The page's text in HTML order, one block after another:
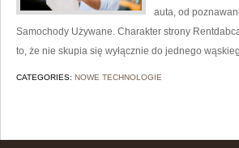
auta, od
Samochody Używane. Charakter strony
to, że nie skupia się wyłącznie do jednego
CATEGORIES: NOWE TECHNOLOGIE